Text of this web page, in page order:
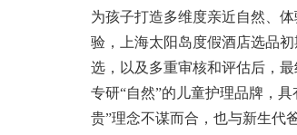
为孩子打造多维度亲近自然、体
验，上海太阳岛度假酒店选品
选，以及多重审核和评估后，
专研“自然”的儿童护理品牌，
贵”理念不谋而合，也与新生代